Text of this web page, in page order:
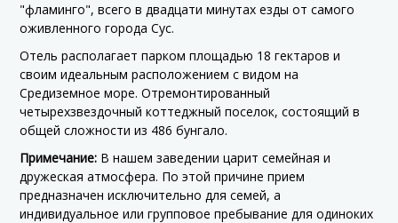
"фламинго", всего в двадцати минутах езды от самого
оживленного города Сус.
Отель располагает парком площадью 18 гектаров и
своим идеальным расположением с видом на
Средиземное море. Отремонтированный
четырехзвездочный коттеджный поселок, состоящий в
общей сложности из 486 бунгало.
Примечание: В нашем заведении царит семейная и
дружеская атмосфера. По этой причине прием
предназначен исключительно для семей, а
индивидуальное или групповое пребывание для одиноких